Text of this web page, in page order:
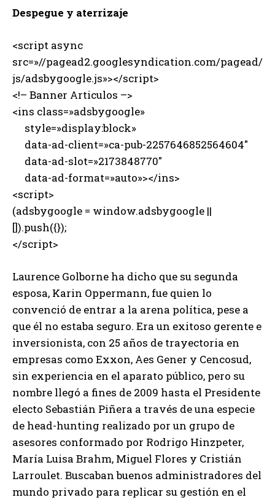
Despegue y aterrizaje
<script async
src=»//pagead2.googlesyndication.com/pagead/
js/adsbygoogle.js»></script>
<!– Banner Articulos –>
<ins class=»adsbygoogle»
style=»display:block»
data-ad-client=»ca-pub-2257646852564604″
data-ad-slot=»2173848770″
data-ad-format=»auto»></ins>
<script>
(adsbygoogle = window.adsbygoogle ||
[]).push({});
</script>
Laurence Golborne ha dicho que su segunda
esposa, Karin Oppermann, fue quien lo
convenció de entrar a la arena política, pese a
que él no estaba seguro. Era un exitoso gerente e
inversionista, con 25 años de trayectoria en
empresas como Exxon, Aes Gener y Cencosud,
sin experiencia en el aparato público, pero su
nombre llegó a fines de 2009 hasta el Presidente
electo Sebastián Piñera a través de una especie
de head-hunting realizado por un grupo de
asesores conformado por Rodrigo Hinzpeter,
María Luisa Brahm, Miguel Flores y Cristián
Larroulet. Buscaban buenos administradores del
mundo privado para replicar su gestión en el